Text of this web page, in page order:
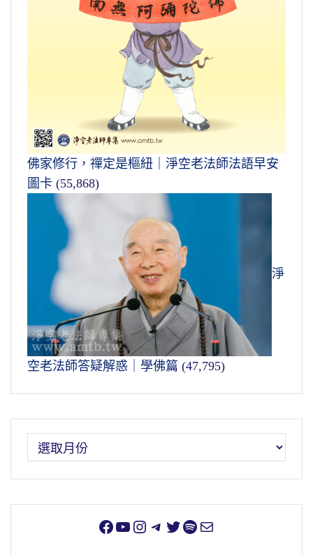
佛家修行，禪定是樞紐｜淨空老法師法語早安
圖卡 (55,868)
淨
空老法師答疑解惑｜學佛篇 (47,795)